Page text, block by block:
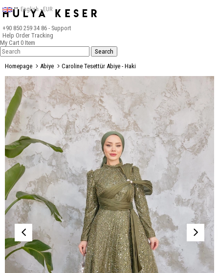
+90 850 259 34 86 - Support
Help Order Tracking
English - EUR
My Cart 0 Item
Homepage Abiye Caroline Tesettür Abiye - Haki